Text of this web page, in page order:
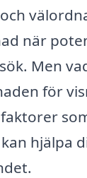
när
Men
för
hjälpa